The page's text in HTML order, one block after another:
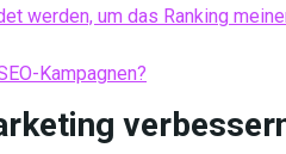
werden, um das Ranking
Kampagnen?